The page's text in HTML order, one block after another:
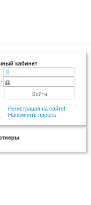
кабинет
Регистрация на сайте!
Напомнить пароль